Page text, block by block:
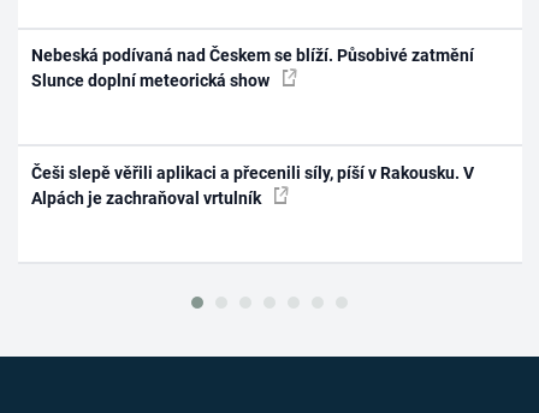
Nebeská podívaná nad Českem se blíží. Působivé zatmění
Slunce doplní meteorická show
Češi slepě věřili aplikaci a přecenili síly, píší v Rakousku. V
Alpách je zachraňoval vrtulník